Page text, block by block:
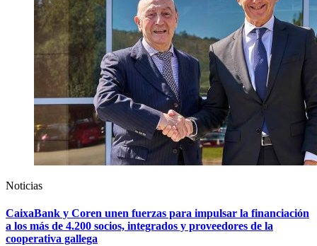
Noticias
CaixaBank y Coren unen fuerzas para impulsar la financiación
a los más de 4.200 socios, integrados y proveedores de la
cooperativa gallega